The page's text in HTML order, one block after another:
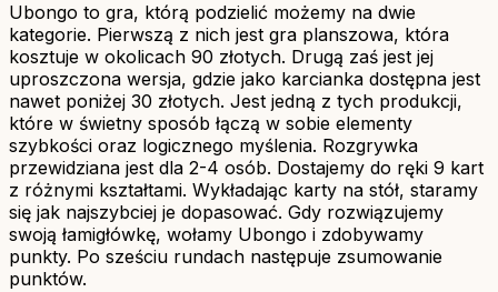
Ubongo to gra, którą podzielić możemy na dwie
kategorie. Pierwszą z nich jest gra planszowa, która
kosztuje w okolicach 90 złotych. Drugą zaś jest jej
uproszczona wersja, gdzie jako karcianka dostępna jest
nawet poniżej 30 złotych. Jest jedną z tych produkcji,
które w świetny sposób łączą w sobie elementy
szybkości oraz logicznego myślenia. Rozgrywka
przewidziana jest dla 2-4 osób. Dostajemy do ręki 9 kart
z różnymi kształtami. Wykładając karty na stół, staramy
się jak najszybciej je dopasować. Gdy rozwiązujemy
swoją łamigłówkę, wołamy Ubongo i zdobywamy
punkty. Po sześciu rundach następuje zsumowanie
punktów.